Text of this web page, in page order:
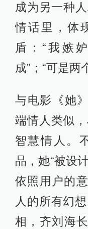
成为另一种
情话里，体
盾：“我嫉
成”；“可是两
与电影《她
端情人类似
智慧情人。
品，她“被设
依照用户的
人的所有幻
相，齐刘海